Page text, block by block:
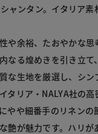
ャンタン。イタリア
や余裕、たおやかな
なる煌めきを引き立て
な生地を厳選し、シ
タリア・NALYA社の
やや細番手のリネン
艶が魅力です。ハリ